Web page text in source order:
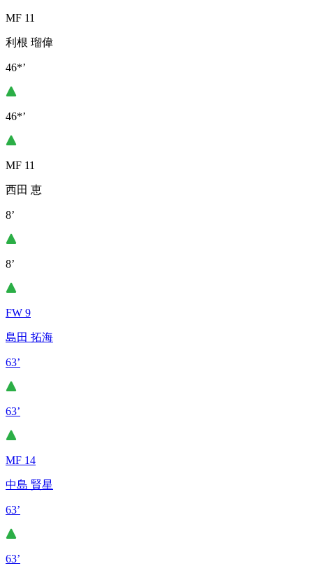
MF 11
利根 瑠偉
46*’
46*’
MF 11
西田 恵
8’
8’
FW 9
島田 拓海
63’
63’
MF 14
中島 賢星
63’
63’